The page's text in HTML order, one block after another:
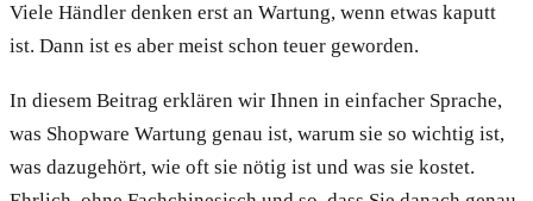
Viele Händler denken erst an Wartung, wenn etwas kaputt
ist. Dann ist es aber meist schon teuer geworden.
In diesem Beitrag erklären wir Ihnen in einfacher Sprache,
was Shopware Wartung genau ist, warum sie so wichtig ist,
was dazugehört, wie oft sie nötig ist und was sie kostet.